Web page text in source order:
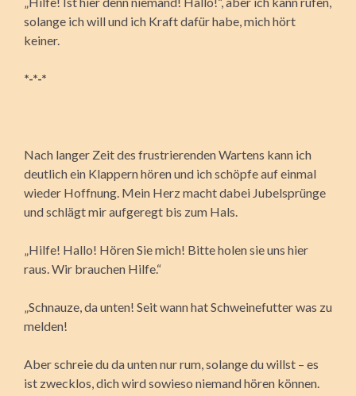
solange ich will und ich Kraft dafür habe, mich hört
keiner.
*-*-*
Nach langer Zeit des frustrierenden Wartens kann ich
deutlich ein Klappern hören und ich schöpfe auf einmal
wieder Hoffnung. Mein Herz macht dabei Jubelsprünge
und schlägt mir aufgeregt bis zum Hals.
„Hilfe! Hallo! Hören Sie mich! Bitte holen sie uns hier
raus. Wir brauchen Hilfe.“
„Schnauze, da unten! Seit wann hat Schweinefutter was zu
melden!
Aber schreie du da unten nur rum, solange du willst – es
ist zwecklos, dich wird sowieso niemand hören können.